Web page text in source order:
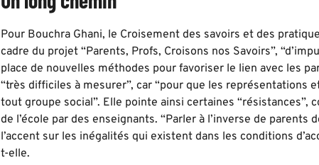
Pour Bouchra Ghani, le Croisement des savoirs et des
cadre du projet “Parents, Profs, Croisons nos Savoirs”,
place de nouvelles méthodes pour favoriser le lien avec les
“très difficiles à mesurer”, car “pour que les représentations
tout groupe social”. Elle pointe ainsi certaines “résistances”,
de l’école par des enseignants. “Parler à l’inverse de
l’accent sur les inégalités qui existent dans les conditions
t-elle.